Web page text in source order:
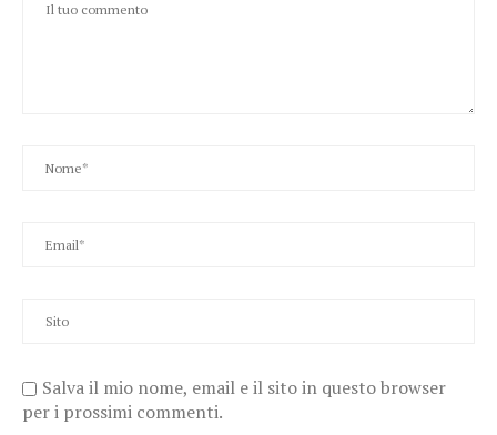
Salva il mio nome, email e il sito in questo browser
per i prossimi commenti.